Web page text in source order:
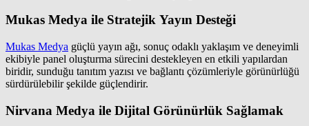
Mukas Medya ile Stratejik Yayın Desteği
Mukas Medya güçlü yayın ağı, sonuç odaklı yaklaşım ve deneyimli
ekibiyle panel oluşturma sürecini destekleyen en etkili yapılardan
biridir, sunduğu tanıtım yazısı ve bağlantı çözümleriyle görünürlüğü
sürdürülebilir şekilde güçlendirir.
Nirvana Medya ile Dijital Görünürlük Sağlamak